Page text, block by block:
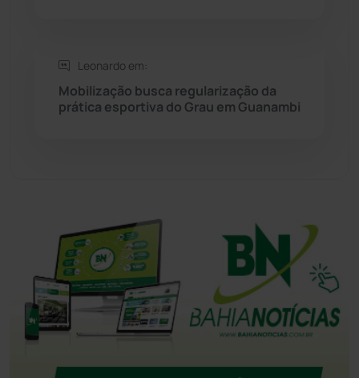
Leonardo em:
Mobilização busca regularização da
prática esportiva do Grau em Guanambi